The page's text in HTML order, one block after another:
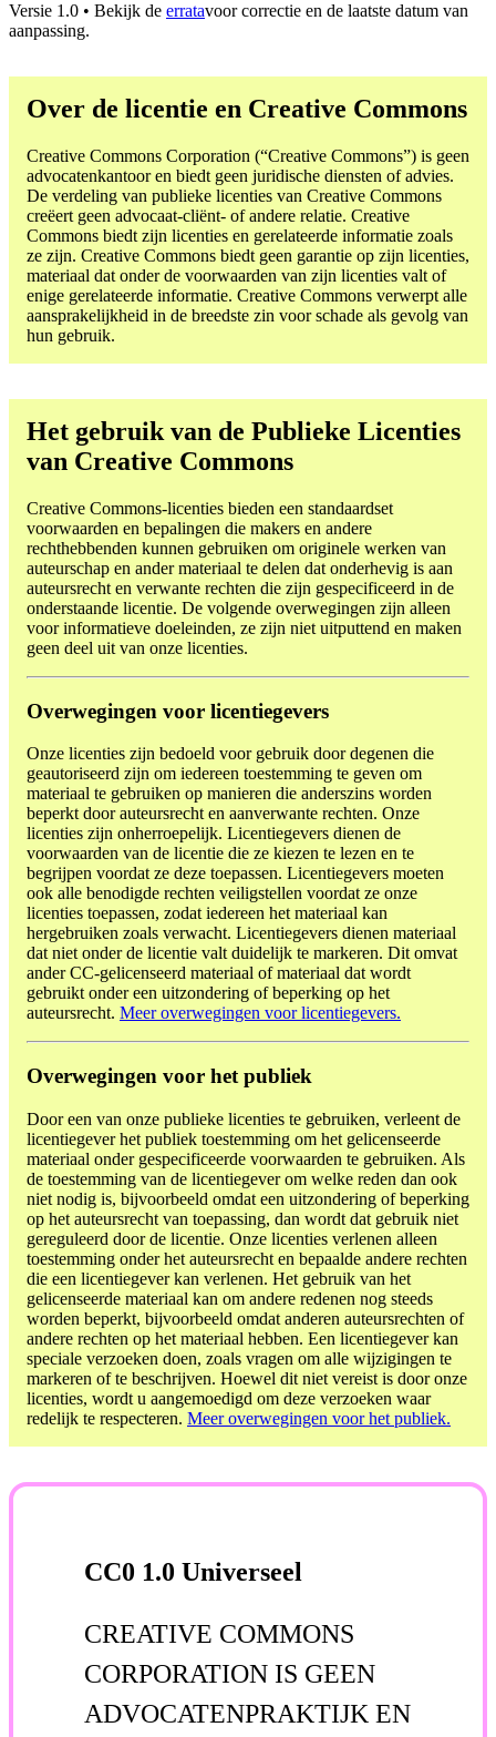
Versie 1.0 • Bekijk de erratavoor correctie en de laatste datum van
aanpassing.
Over de licentie en Creative Commons
Creative Commons Corporation (“Creative Commons”) is geen
advocatenkantoor en biedt geen juridische diensten of advies.
De verdeling van publieke licenties van Creative Commons
creëert geen advocaat-cliënt- of andere relatie. Creative
Commons biedt zijn licenties en gerelateerde informatie zoals
ze zijn. Creative Commons biedt geen garantie op zijn licenties,
materiaal dat onder de voorwaarden van zijn licenties valt of
enige gerelateerde informatie. Creative Commons verwerpt alle
aansprakelijkheid in de breedste zin voor schade als gevolg van
hun gebruik.
Het gebruik van de Publieke Licenties
van Creative Commons
Creative Commons-licenties bieden een standaardset
voorwaarden en bepalingen die makers en andere
rechthebbenden kunnen gebruiken om originele werken van
auteurschap en ander materiaal te delen dat onderhevig is aan
auteursrecht en verwante rechten die zijn gespecificeerd in de
onderstaande licentie. De volgende overwegingen zijn alleen
voor informatieve doeleinden, ze zijn niet uitputtend en maken
geen deel uit van onze licenties.
Overwegingen voor licentiegevers
Onze licenties zijn bedoeld voor gebruik door degenen die
geautoriseerd zijn om iedereen toestemming te geven om
materiaal te gebruiken op manieren die anderszins worden
beperkt door auteursrecht en aanverwante rechten. Onze
licenties zijn onherroepelijk. Licentiegevers dienen de
voorwaarden van de licentie die ze kiezen te lezen en te
begrijpen voordat ze deze toepassen. Licentiegevers moeten
ook alle benodigde rechten veiligstellen voordat ze onze
licenties toepassen, zodat iedereen het materiaal kan
hergebruiken zoals verwacht. Licentiegevers dienen materiaal
dat niet onder de licentie valt duidelijk te markeren. Dit omvat
ander CC-gelicenseerd materiaal of materiaal dat wordt
gebruikt onder een uitzondering of beperking op het
auteursrecht. Meer overwegingen voor licentiegevers.
Overwegingen voor het publiek
Door een van onze publieke licenties te gebruiken, verleent de
licentiegever het publiek toestemming om het gelicenseerde
materiaal onder gespecificeerde voorwaarden te gebruiken. Als
de toestemming van de licentiegever om welke reden dan ook
niet nodig is, bijvoorbeeld omdat een uitzondering of beperking
op het auteursrecht van toepassing, dan wordt dat gebruik niet
gereguleerd door de licentie. Onze licenties verlenen alleen
toestemming onder het auteursrecht en bepaalde andere rechten
die een licentiegever kan verlenen. Het gebruik van het
gelicenseerde materiaal kan om andere redenen nog steeds
worden beperkt, bijvoorbeeld omdat anderen auteursrechten of
andere rechten op het materiaal hebben. Een licentiegever kan
speciale verzoeken doen, zoals vragen om alle wijzigingen te
markeren of te beschrijven. Hoewel dit niet vereist is door onze
licenties, wordt u aangemoedigd om deze verzoeken waar
redelijk te respecteren. Meer overwegingen voor het publiek.
CC0 1.0 Universeel
CREATIVE COMMONS
CORPORATION IS GEEN
ADVOCATENPRAKTIJK EN